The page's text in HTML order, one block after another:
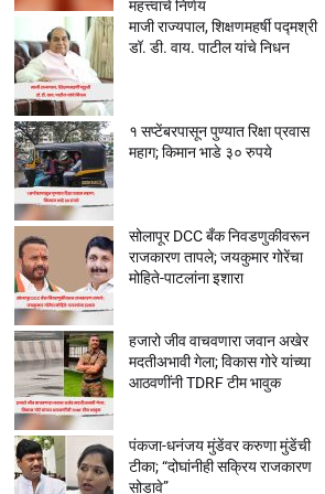
महत्त्वाचे निर्णय
माजी राज्यपाल, शिक्षणमहर्षी पद्मश्री
डॉ. डी. वाय. पाटील यांचे निधन
१ सप्टेंबरपासून पुण्यात रिक्षा प्रवास
महाग; किमान भाडे ३० रुपये
सोलापूर DCC बँक निवडणुकीवरून
राजकारण तापले; जयकुमार गोरेंचा
मोहिते-पाटलांना इशारा
हजारो जीव वाचवणारा जवान अखेर
मदतीअभावी गेला; विकास गोरे यांच्या
आठवणींनी TDRF टीम भावुक
पंकजा-धनंजय मुंडेंवर करुणा मुंडेंची
टीका; “दोघांनीही सक्रिय राजकारण
सोडावे”